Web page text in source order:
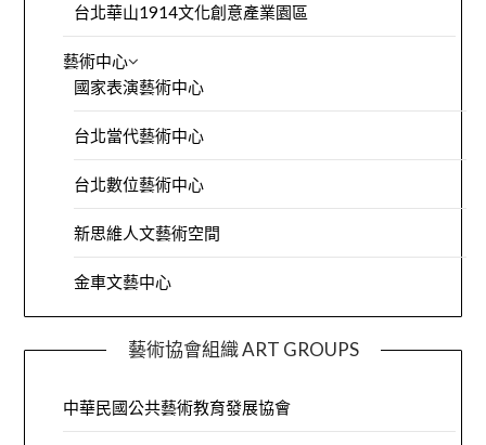
台北華山1914文化創意產業園區
藝術中心
國家表演藝術中心
台北當代藝術中心
台北數位藝術中心
新思維人文藝術空間
金車文藝中心
藝術協會組織 ART GROUPS
中華民國公共藝術教育發展協會